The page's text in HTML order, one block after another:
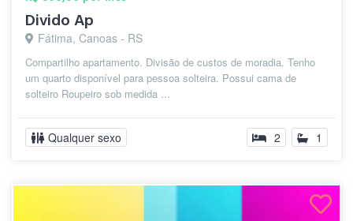
Divido Ap
Fátima, Canoas - RS
Compartilho apartamento. Divisão de custos de moradia. Tenho
um quarto disponível para pessoa solteira. Possui cama de
solteiro Roupeiro sob medida ...
Qualquer sexo 2 1